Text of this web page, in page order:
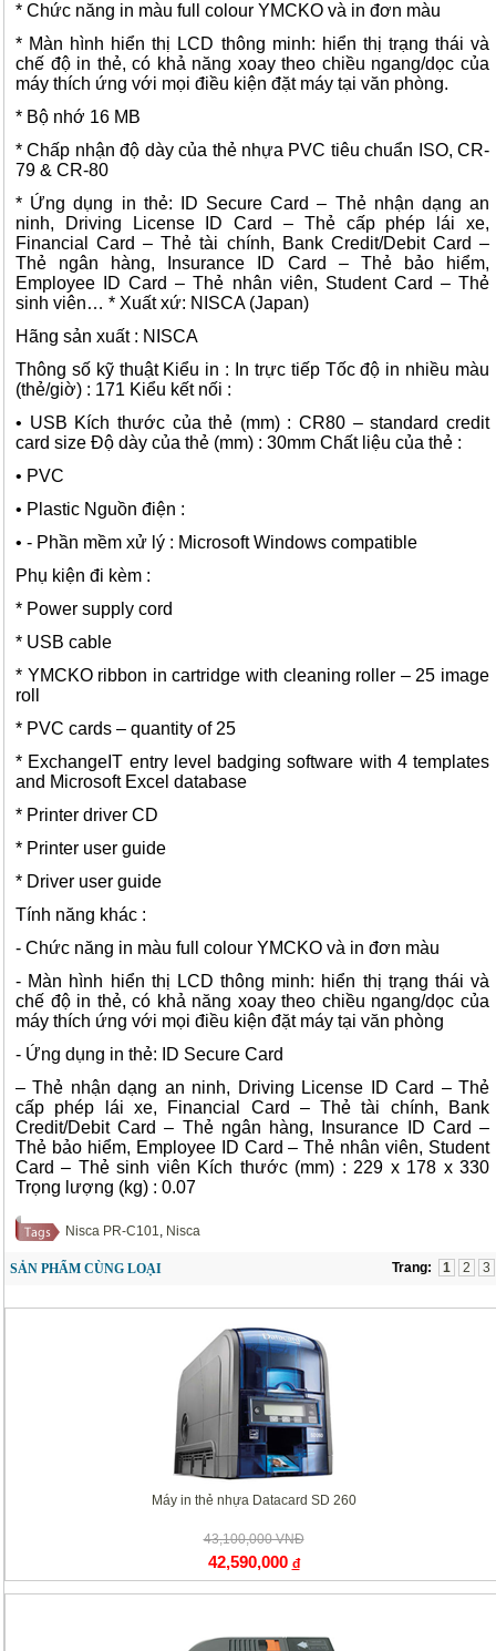
* Chức năng in màu full colour YMCKO và in đơn màu
* Màn hình hiển thị LCD thông minh: hiển thị trạng thái và
chế độ in thẻ, có khả năng xoay theo chiều ngang/dọc của
máy thích ứng với mọi điều kiện đặt máy tại văn phòng.
* Bộ nhớ 16 MB
* Chấp nhận độ dày của thẻ nhựa PVC tiêu chuẩn ISO, CR-
79 & CR-80
* Ứng dụng in thẻ: ID Secure Card – Thẻ nhận dạng an
ninh, Driving License ID Card – Thẻ cấp phép lái xe,
Financial Card – Thẻ tài chính, Bank Credit/Debit Card –
Thẻ ngân hàng, Insurance ID Card – Thẻ bảo hiểm,
Employee ID Card – Thẻ nhân viên, Student Card – Thẻ
sinh viên… * Xuất xứ: NISCA (Japan)
Hãng sản xuất : NISCA
Thông số kỹ thuật Kiểu in : In trực tiếp Tốc độ in nhiều màu
(thẻ/giờ) : 171 Kiểu kết nối :
• USB Kích thước của thẻ (mm) : CR80 – standard credit
card size Độ dày của thẻ (mm) : 30mm Chất liệu của thẻ :
• PVC
• Plastic Nguồn điện :
• - Phần mềm xử lý : Microsoft Windows compatible
Phụ kiện đi kèm :
* Power supply cord
* USB cable
* YMCKO ribbon in cartridge with cleaning roller – 25 image
roll
* PVC cards – quantity of 25
* ExchangeIT entry level badging software with 4 templates
and Microsoft Excel database
* Printer driver CD
* Printer user guide
* Driver user guide
Tính năng khác :
- Chức năng in màu full colour YMCKO và in đơn màu
- Màn hình hiển thị LCD thông minh: hiển thị trạng thái và
chế độ in thẻ, có khả năng xoay theo chiều ngang/dọc của
máy thích ứng với mọi điều kiện đặt máy tại văn phòng
- Ứng dụng in thẻ: ID Secure Card
– Thẻ nhận dạng an ninh, Driving License ID Card – Thẻ
cấp phép lái xe, Financial Card – Thẻ tài chính, Bank
Credit/Debit Card – Thẻ ngân hàng, Insurance ID Card –
Thẻ bảo hiểm, Employee ID Card – Thẻ nhân viên, Student
Card – Thẻ sinh viên Kích thước (mm) : 229 x 178 x 330
Trọng lượng (kg) : 0.07
Nisca PR-C101, Nisca
Trang: 1 2 3
SẢN PHẨM CÙNG LOẠI
Máy in thẻ nhựa Datacard SD 260
43,100,000 VNĐ
42,590,000 đ